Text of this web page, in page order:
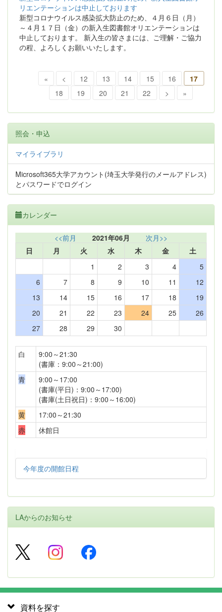
リエンテーションは中止しております
新型コロナウイルス感染拡大防止のため、４月６日（月）
～４月１７日（金）の新入生図書館オリエンテーションは
中止しております。 新入生の皆さまには、ご理解・ご協力
の程、よろしくお願いいたします。
« < 12 13 14 15 16
17
18
19 20 21 22 > »
照会・申込
マイライブラリ
Microsoft365大学アカウント(埼玉大学発行のメールアドレス)
とパスワードでログイン
カレンダー
<<前月 2021年06月
次月>>
日
月 火 水 木 金
土
1
2 3 4
5
6
7 8 9 10 11
12
13
14 15 16 17 18
19
20
21 22 23 24 25
26
27
28 29 30
白
9:00～21:30
(書庫：9:00～21:00)
青
9:00～17:00
(書庫(平日)：9:00～17:00)
(書庫(土日祝日)：9:00～16:00)
黄
17:00～21:30
赤
休館日
今年度の開館日程
LAからのお知らせ
資料を探す